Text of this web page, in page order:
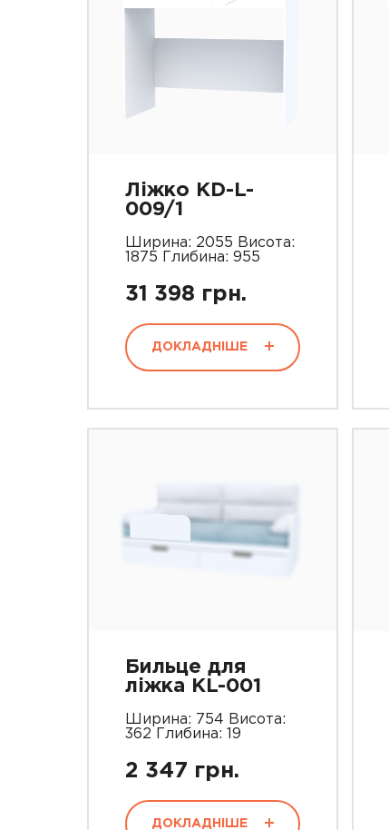
Ліжко KD-L-
009/1
Ширина: 2055 Висота:
1875 Глибина: 955
31 398 грн.
ДОКЛАДНІШЕ
Бильце для
ліжка KL-001
Ширина: 754 Висота:
362 Глибина: 19
2 347 грн.
ДОКЛАДНІШЕ